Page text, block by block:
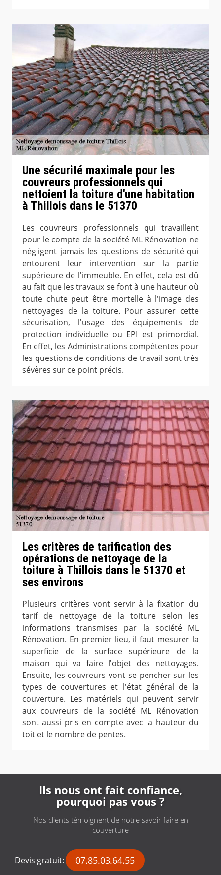
Une sécurité maximale pour les
couvreurs professionnels qui
nettoient la toiture d'une habitation
à Thillois dans le 51370
Les couvreurs professionnels qui travaillent
pour le compte de la société ML Rénovation ne
négligent jamais les questions de sécurité qui
entourent leur intervention sur la partie
supérieure de l'immeuble. En effet, cela est dû
au fait que les travaux se font à une hauteur où
toute chute peut être mortelle à l'image des
nettoyages de la toiture. Pour assurer cette
sécurisation, l'usage des équipements de
protection individuelle ou EPI est primordial.
En effet, les Administrations compétentes pour
les questions de conditions de travail sont très
sévères sur ce point précis.
Les critères de tarification des
opérations de nettoyage de la
toiture à Thillois dans le 51370 et
ses environs
Plusieurs critères vont servir à la fixation du
tarif de nettoyage de la toiture selon les
informations transmises par la société ML
Rénovation. En premier lieu, il faut mesurer la
superficie de la surface supérieure de la
maison qui va faire l'objet des nettoyages.
Ensuite, les couvreurs vont se pencher sur les
types de couvertures et l'état général de la
couverture. Les matériels qui peuvent servir
aux couvreurs de la société ML Rénovation
sont aussi pris en compte avec la hauteur du
toit et le nombre de pentes.
Ils nous ont fait confiance,
pourquoi pas vous ?
Nos clients témoignent de notre savoir faire en
couverture
Devis gratuit: 07.85.03.64.55